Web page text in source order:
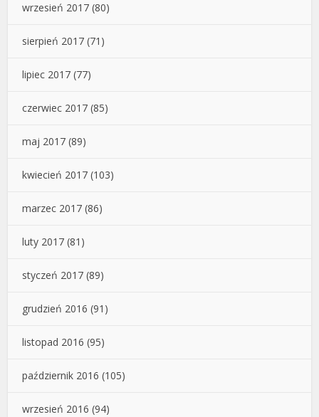
wrzesień 2017 (80)
sierpień 2017 (71)
lipiec 2017 (77)
czerwiec 2017 (85)
maj 2017 (89)
kwiecień 2017 (103)
marzec 2017 (86)
luty 2017 (81)
styczeń 2017 (89)
grudzień 2016 (91)
listopad 2016 (95)
październik 2016 (105)
wrzesień 2016 (94)